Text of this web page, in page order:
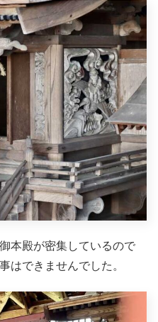
本殿が密集しているので
はできませんでした。